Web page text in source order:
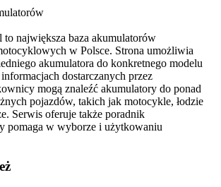
to największa baza akumulatorów
w Polsce. Strona umożliwia
akumulatora do konkretnego modelu
dostarczanych przez
mogą znaleźć akumulatory do ponad
pojazdów, takich jak motocykle, łodzie
Serwis oferuje także poradnik
pomaga w wyborze i użytkowaniu